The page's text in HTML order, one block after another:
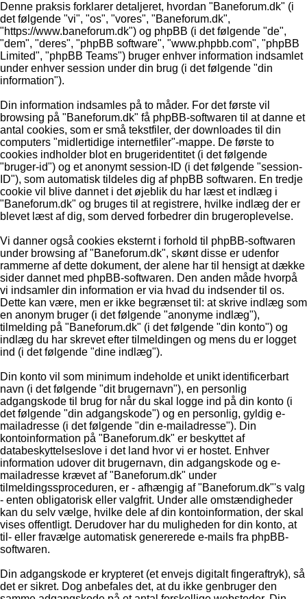
Denne praksis forklarer detaljeret, hvordan "Baneforum.dk" (i
det følgende "vi", "os", "vores", "Baneforum.dk",
"https://www.baneforum.dk") og phpBB (i det følgende "de",
"dem", "deres", "phpBB software", "www.phpbb.com", "phpBB
Limited", "phpBB Teams") bruger enhver information indsamlet
under enhver session under din brug (i det følgende "din
information").
Din information indsamles på to måder. For det første vil
browsing på "Baneforum.dk" få phpBB-softwaren til at danne et
antal cookies, som er små tekstfiler, der downloades til din
computers "midlertidige internetfiler"-mappe. De første to
cookies indholder blot en brugeridentitet (i det følgende
"bruger-id") og et anonymt session-ID (i det følgende "session-
ID"), som automatisk tildeles dig af phpBB softwaren. En tredje
cookie vil blive dannet i det øjeblik du har læst et indlæg i
"Baneforum.dk" og bruges til at registrere, hvilke indlæg der er
blevet læst af dig, som derved forbedrer din brugeroplevelse.
Vi danner også cookies eksternt i forhold til phpBB-softwaren
under browsing af "Baneforum.dk", skønt disse er udenfor
rammerne af dette dokument, der alene har til hensigt at dække
sider dannet med phpBB-softwaren. Den anden måde hvorpå
vi indsamler din information er via hvad du indsender til os.
Dette kan være, men er ikke begrænset til: at skrive indlæg som
en anonym bruger (i det følgende "anonyme indlæg"),
tilmelding på "Baneforum.dk" (i det følgende "din konto") og
indlæg du har skrevet efter tilmeldingen og mens du er logget
ind (i det følgende "dine indlæg").
Din konto vil som minimum indeholde et unikt identificerbart
navn (i det følgende "dit brugernavn"), en personlig
adgangskode til brug for når du skal logge ind på din konto (i
det følgende "din adgangskode") og en personlig, gyldig e-
mailadresse (i det følgende "din e-mailadresse"). Din
kontoinformation på "Baneforum.dk" er beskyttet af
databeskyttelseslove i det land hvor vi er hostet. Enhver
information udover dit brugernavn, din adgangskode og e-
mailadresse krævet af "Baneforum.dk" under
tilmeldingssproceduren, er - afhængig af "Baneforum.dk"'s valg
- enten obligatorisk eller valgfrit. Under alle omstændigheder
kan du selv vælge, hvilke dele af din kontoinformation, der skal
vises offentligt. Derudover har du muligheden for din konto, at
til- eller fravælge automatisk genererede e-mails fra phpBB-
softwaren.
Din adgangskode er krypteret (et envejs digitalt fingeraftryk), så
det er sikret. Dog anbefales det, at du ikke genbruger den